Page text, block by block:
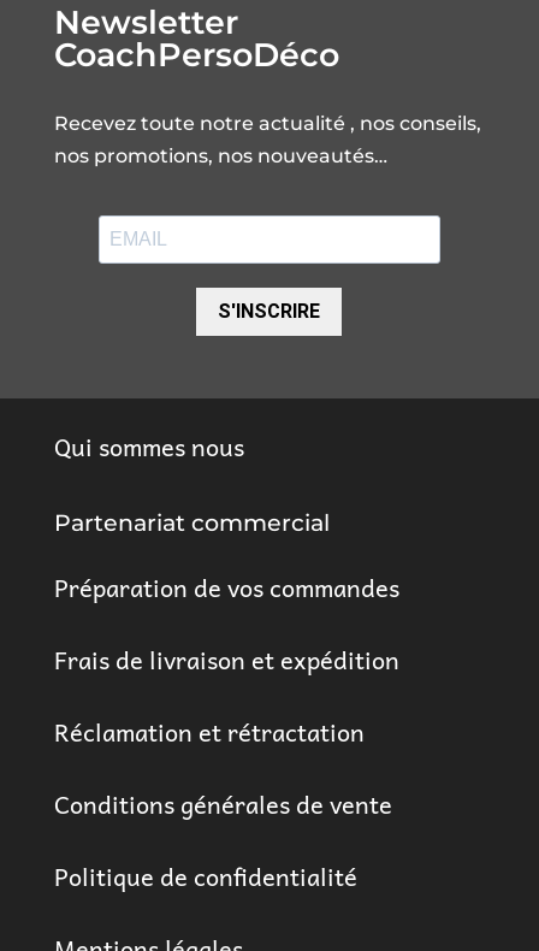
Newsletter
CoachPersoDéco
Recevez toute notre actualité , nos conseils,
nos promotions, nos nouveautés…
S'INSCRIRE
Qui sommes nous
Partenariat commercial
Préparation de vos commandes
Frais de livraison et expédition
Réclamation et rétractation
Conditions générales de vente
Politique de confidentialité